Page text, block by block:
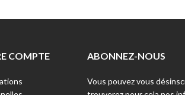
COMPTE ABONNEZ-NOUS
Vous pouvez vous